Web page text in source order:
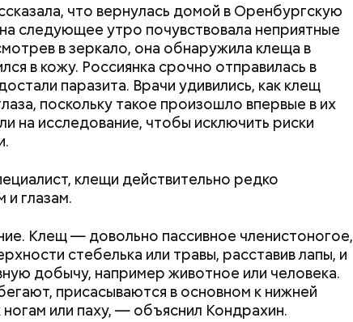
что вернулась домой в Оренбургскую
следующее утро почувствовала неприятные
в зеркало, она обнаружила клеща в
в кожу. Россиянка срочно отправилась в
паразита. Врачи удивились, как клещ
поскольку такое произошло впервые в их
на исследование, чтобы исключить риски
клещи действительно редко
и глазам.
Клещ — довольно пассивное членистоногое,
стебелька или травы, расставив лапы, и
добычу, например животное или человека.
присасываются в основном к нижней
ногам или паху, — объяснил Кондрахин.
отмечается в США в честь вкусового
сливками. В этот праздник люди едят не
но и другие десерты на основе этих двух
купить в магазине или сделать
со своими родными и близкими.
такой Роберт
просят
США
Маникюр кокошником
украшу: тренды маникюра в
Москве летом 2026